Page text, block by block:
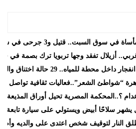
سوق السبت.. قتيل و3 جرحى في شجار
أزيلال تفقد وجها تربويا ترك بصمة في
29 حالة اختناق والساكنة تغادر منازلها خوفاً من الغاز
“شواطئ الشعر”..فعاليات ثقافية تواصل
؟..المحكمة المصرية تحيل أوراق المذيعة
يشهر سلاحًا أبيض ويستولي على سيارة تابعة
النار لتوقيف شخص اعتدى على والديه